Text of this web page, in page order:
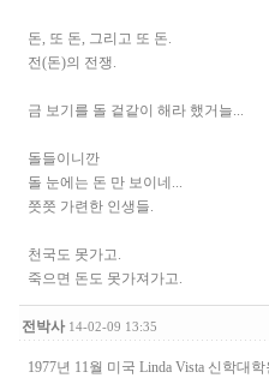
돈, 또 돈, 그리고 또 돈.
전(돈)의 전쟁.
금 보기를 돌 겉같이 해라 했거늘...
돌들이니깐
돌 눈에는 돈 만 보이네...
쯧쯧 가련한 인생들.
천국도 못가고.
죽으면 돈도 못가져가고.
전박사 14-02-09 13:35
1977년 11월 미국 Linda Vista 신학대